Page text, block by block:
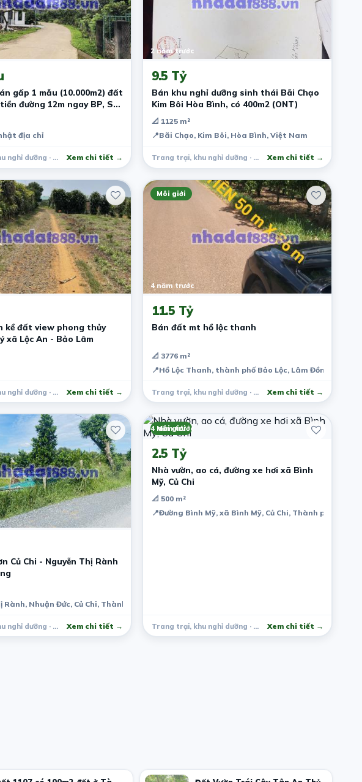
gấp 1 mẫu (10.000m2) đất
đường 12m ngay BP, Sổ
liền.
địa chỉ
Trang trại, khu nghỉ dưỡng · Bình Phước Xem chi tiết →
2 năm trước
9.5 Tỷ
Bán khu nghỉ dưỡng sinh thái Bãi Chạo
Kim Bôi Hòa Bình, có 400m2 (ONT)
📐 1125 m²
📍Bãi Chạo, Kim Bôi, Hòa Bình, Việt Nam
Trang trại, khu nghỉ dưỡng · Kim Bôi Xem chi tiết →
kề đất view phong thủy
xã Lộc An - Bảo Lâm
Trang trại, khu nghỉ dưỡng · Bảo Lâm Xem chi tiết →
Môi giới
4 năm trước
11.5 Tỷ
Bán đất mt hồ lộc thanh
📐 3776 m²
📍Hồ Lộc Thanh, thành phố Bảo Lộc, Lâm Đồng, Việt
Trang trại, khu nghỉ dưỡng · Bảo Lộc Xem chi tiết →
Củ Chi - Nguyễn Thị Rành
Rành, Nhuận Đức, Củ Chi, Thành phố Hồ Chí Minh, Việt Nam
Trang trại, khu nghỉ dưỡng · Củ Chi Xem chi tiết →
Môi giới
4 năm trước
2.5 Tỷ
Nhà vườn, ao cá, đường xe hơi xã Bình
Mỹ, Củ Chi
📐 500 m²
📍Đường Bình Mỹ, xã Bình Mỹ, Củ Chi, Thành phố Hồ
Trang trại, khu nghỉ dưỡng · Củ Chi Xem chi tiết →